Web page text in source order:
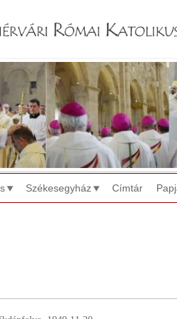
Székesegyház Címtár